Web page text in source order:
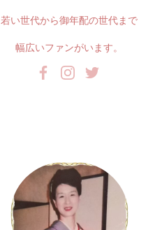
若い世代から御年配の世代まで
幅広いファンがいます。